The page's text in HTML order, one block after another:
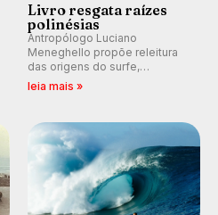
Livro resgata raízes
polinésias
Antropólogo Luciano
Meneghello propõe releitura
das origens do surfe,
resgatando a cultura polinésia
prática em esporte e indústria.
leia mais »